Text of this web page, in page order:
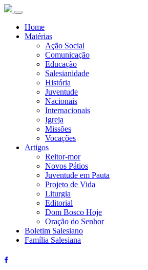
Home
Matérias
Ação Social
Comunicação
Educação
Salesianidade
História
Juventude
Nacionais
Internacionais
Igreja
Missões
Vocações
Artigos
Reitor-mor
Novos Pátios
Juventude em Pauta
Projeto de Vida
Liturgia
Editorial
Dom Bosco Hoje
Oração do Senhor
Boletim Salesiano
Família Salesiana